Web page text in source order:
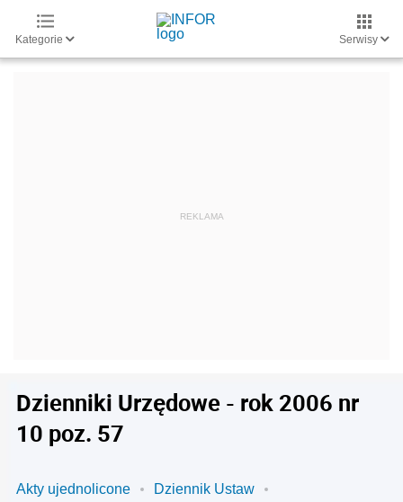
Kategorie Serwisy
Dzienniki Urzędowe - rok 2006 nr
10 poz. 57
Akty ujednolicone
Dziennik Ustaw